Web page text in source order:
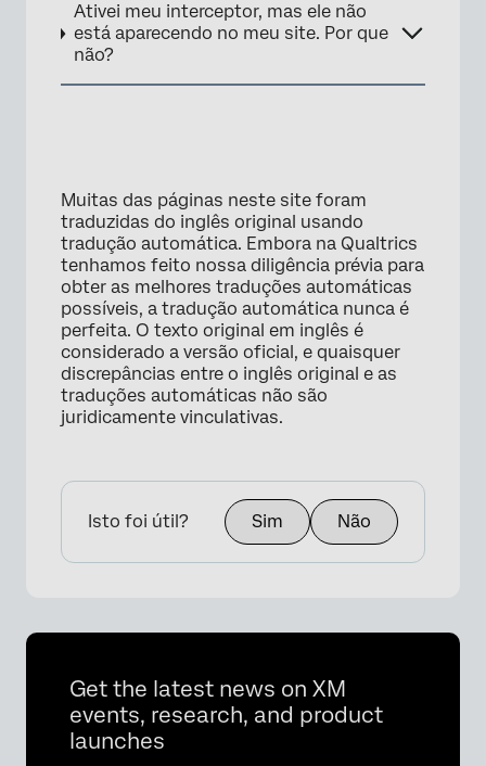
×
Ativei meu interceptor, mas ele não
está aparecendo no meu site. Por que
não?
Muitas das páginas neste site foram
traduzidas do inglês original usando
tradução automática. Embora na Qualtrics
tenhamos feito nossa diligência prévia para
obter as melhores traduções automáticas
possíveis, a tradução automática nunca é
perfeita. O texto original em inglês é
considerado a versão oficial, e quaisquer
discrepâncias entre o inglês original e as
traduções automáticas não são
juridicamente vinculativas.
Isto foi útil? Sim Não
Get the latest news on XM
events, research, and product
launches